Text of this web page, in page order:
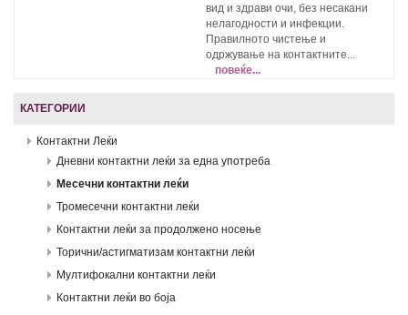
вид и здрави очи, без несакани
нелагодности и инфекции.
Правилното чистење и
одржување на контактните...
повеќе...
КАТЕГОРИИ
Контактни Леќи
Дневни контактни леќи за една употреба
Месечни контактни леќи
Тромесечни контактни леќи
Контактни леќи за продолжено носење
Торични/астигматизам контактни леќи
Мултифокални контактни леќи
Контактни леќи во боја